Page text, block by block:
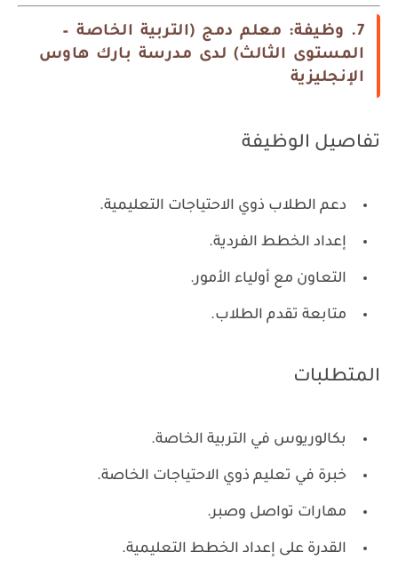
7. وظيفة: معلم دمج (التربية الخاصة –
المستوى الثالث) لدى مدرسة بارك هاوس
الإنجليزية
تفاصيل الوظيفة
دعم الطلاب ذوي الاحتياجات التعليمية.
إعداد الخطط الفردية.
التعاون مع أولياء الأمور.
متابعة تقدم الطلاب.
المتطلبات
بكالوريوس في التربية الخاصة.
خبرة في تعليم ذوي الاحتياجات الخاصة.
مهارات تواصل وصبر.
القدرة على إعداد الخطط التعليمية.